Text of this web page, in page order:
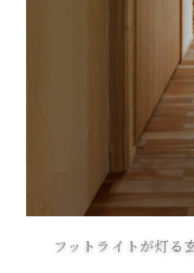
フットライトが灯る